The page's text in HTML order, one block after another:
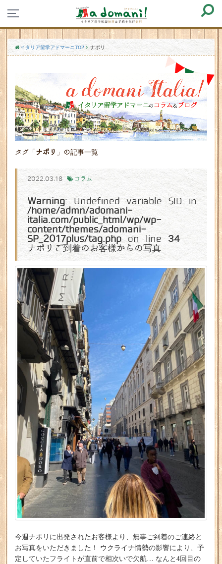
イタリア留学アドマーニTOP ナポリ
タグ「 ナポリ 」の記事一覧
2022.03.18 コラム
Warning: Undefined variable $ID in
/home/admn/adomani-
italia.com/public_html/wp/wp-
content/themes/adomani-
SP_2017plus/tag.php on line 34
ナポリご到着のお客様からの写真
今週ナポリに出発されたお客様より、無事ご到着のご連絡と
お写真をいただきました！ ウクライナ情勢の影響により、予
定していたフライトが直前で相次いで欠航… なんと4回目の